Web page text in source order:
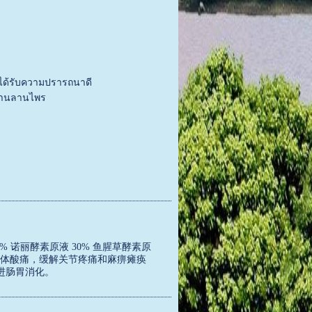
ามปรารถนาดี
ไพร
诺丽酵素原液 30% 鱼腥草酵素原
酸痛，缓解关节疼痛和麻痹瘫痪
胃消化。